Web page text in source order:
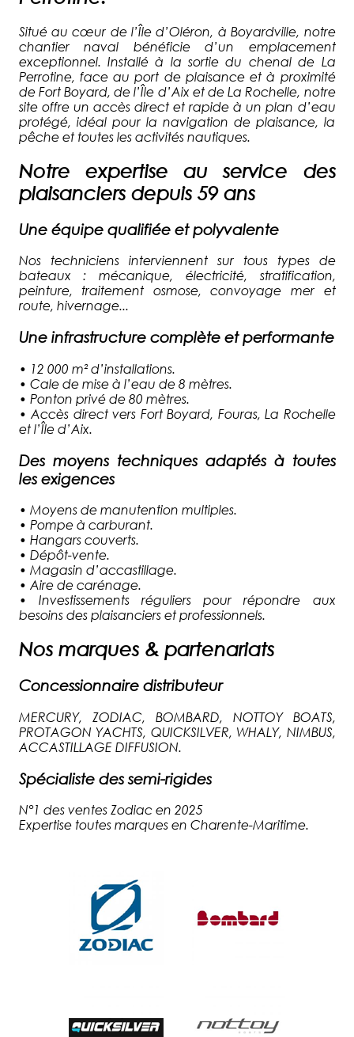
Situé au cœur de l’Île d’Oléron, à Boyardville, notre
chantier naval bénéficie d’un emplacement
exceptionnel. Installé à la sortie du chenal de La
Perrotine, face au port de plaisance et à proximité
de Fort Boyard, de l’Île d’Aix et de La Rochelle, notre
site offre un accès direct et rapide à un plan d’eau
protégé, idéal pour la navigation de plaisance, la
pêche et toutes les activités nautiques.
Notre expertise au service des
plaisanciers depuis 59 ans
Une équipe qualifiée et polyvalente
Nos techniciens interviennent sur tous types de
bateaux : mécanique, électricité, stratification,
peinture, traitement osmose, convoyage mer et
route, hivernage...
Une infrastructure complète et performante
• 12 000 m² d’installations.
• Cale de mise à l’eau de 8 mètres.
• Ponton privé de 80 mètres.
• Accès direct vers Fort Boyard, Fouras, La Rochelle
et l’Île d’Aix.
Des moyens techniques adaptés à toutes
les exigences
• Moyens de manutention multiples.
• Pompe à carburant.
• Hangars couverts.
• Dépôt-vente.
• Magasin d’accastillage.
• Aire de carénage.
•
Investissements réguliers pour répondre aux
besoins des plaisanciers et professionnels.
Nos marques & partenariats
Concessionnaire distributeur
MERCURY, ZODIAC, BOMBARD, NOTTOY BOATS,
PROTAGON YACHTS, QUICKSILVER, WHALY, NIMBUS,
ACCASTILLAGE DIFFUSION.
Spécialiste des semi-rigides
N°1 des ventes Zodiac en 2025
Expertise toutes marques en Charente-Maritime.